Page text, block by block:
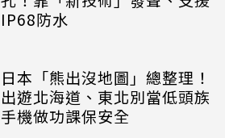
IP68防水
日本「熊出沒地圖」總整理！
出遊北海道、東北別當低頭族
手機做功課保安全